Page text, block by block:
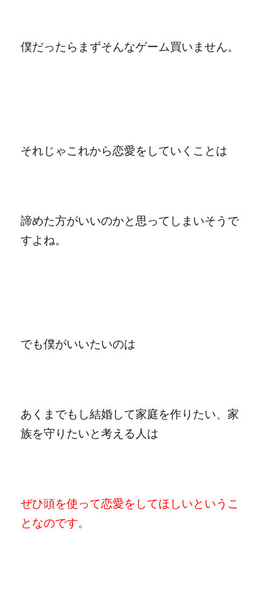
僕だったらまずそんなゲーム買いません。
それじゃこれから恋愛をしていくことは
諦めた方がいいのかと思ってしまいそうで
すよね。
でも僕がいいたいのは
あくまでもし結婚して家庭を作りたい、家
族を守りたいと考える人は
ぜひ頭を使って恋愛をしてほしいというこ
となのです。